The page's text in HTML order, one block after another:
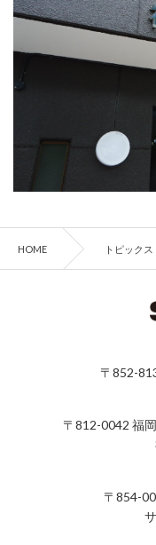
HOME トピックス
〒852-
〒812-0042 福
〒854-